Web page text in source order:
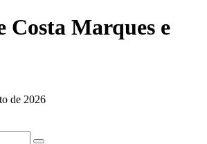
Costa Marques e
de 2026